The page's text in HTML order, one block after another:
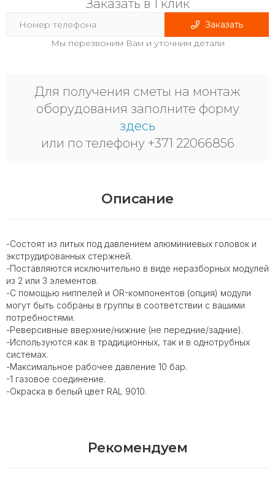
Заказать в 1 клик
Заказать
Мы перезвоним Вам и уточним детали
Для получения сметы на монтаж
оборудования заполните форму
здесь
или по телефону +371 22066856
Описание
-Состоят из литых под давлением алюминиевых головок и
экструдированных стержней.
-Поставляются исключительно в виде неразборных модулей
из 2 или 3 элементов.
-С помощью ниппелей и OR-компонентов (опция) модули
могут быть собраны в группы в соответствии с вашими
потребностями.
-Реверсивные вверхние/нижние (не передние/задние).
-Используются как в традиционных, так и в однотрубных
системах.
-Максимальное рабочее давление 10 бар.
-1 газовое соединение.
-Окраска в белый цвет RAL 9010.
Рекомендуем